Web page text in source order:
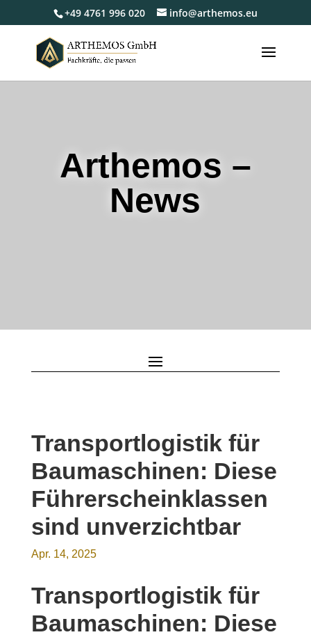
+49 4761 996 020 info@arthemos.eu
Arthemos –
News
Transportlogistik für
Baumaschinen: Diese
Führerscheinklassen
sind unverzichtbar
Apr. 14, 2025
Transportlogistik für
Baumaschinen: Diese